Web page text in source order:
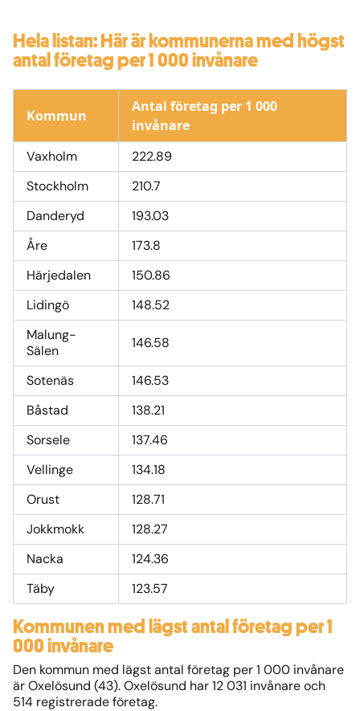
Hela listan: Här är kommunerna med högst
antal företag per 1 000 invånare
Kommun
Antal företag per 1 000
invånare
Vaxholm
222.89
Stockholm
210.7
Danderyd
193.03
Åre
173.8
Härjedalen
150.86
Lidingö
148.52
Malung-
Sälen
146.58
Sotenäs
146.53
Båstad
138.21
Sorsele
137.46
Vellinge
134.18
Orust
128.71
Jokkmokk
128.27
Nacka
124.36
Täby
123.57
Kommunen med lägst antal företag per 1
000 invånare
Den kommun med lägst antal företag per 1 000 invånare
är Oxelösund (43). Oxelösund har 12 031 invånare och
514 registrerade företag.